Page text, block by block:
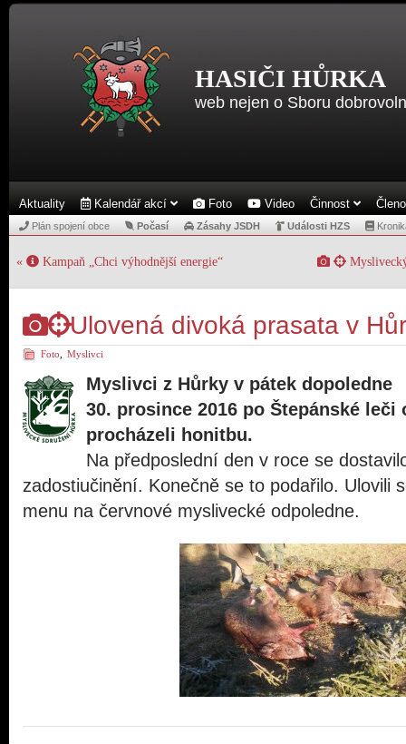
HASIČI HŮRKA
web nejen o Sboru
Aktuality Kalendář akcí Foto Video Činnost
Plán spojení obce Počasí Zásahy JSDH Události HZS
« Kampaň „Chci výhodnější energie“
Ulovená divoká prasata v
Foto Myslivci
Myslivci z Hůrky v pátek dopoledne
30. prosince 2016 po Štepánské leči
procházeli honitbu.
Na předposlední den v roce se
zadostiučinění. Konečně se to podařilo. Ulovili
menu na červnové myslivecké odpoledne.